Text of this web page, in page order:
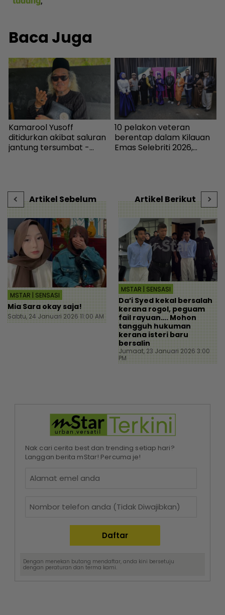
Baca Juga
Kamarool Yusoff
ditidurkan akibat saluran
jantung tersumbat -
10 pelakon veteran
berentap dalam Kilauan
Emas Selebriti 2026,
Artikel Sebelum
MSTAR | SENSASI
Mia Sara okay saja!
Sabtu, 24 Januari 2026 11:00 AM
Artikel Berikut
MSTAR | SENSASI
Da’i Syed kekal bersalah
kerana rogol, peguam
fail rayuan…. Mohon
tangguh hukuman
kerana isteri baru
bersalin
Jumaat, 23 Januari 2026 3:00
PM
Nak cari cerita best dan trending setiap hari?
Langgan berita mStar! Percuma je!
Dengan menekan butang mendaftar, anda kini bersetuju
dengan peraturan dan terma kami.